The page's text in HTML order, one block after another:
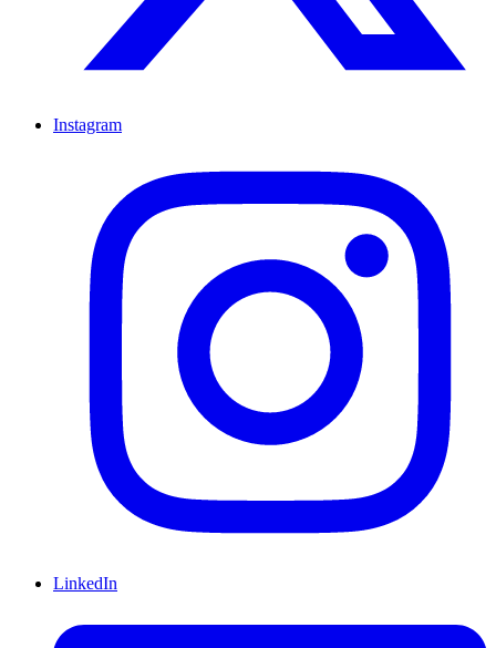
Instagram
LinkedIn